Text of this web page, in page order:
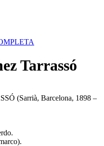
Tarrassó
(Sarrià, Barcelona, 1898 –